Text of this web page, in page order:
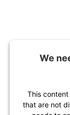
We
This
that are not